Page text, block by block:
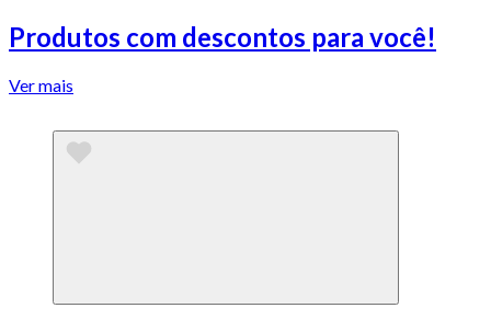
Produtos com descontos para você!
Ver mais